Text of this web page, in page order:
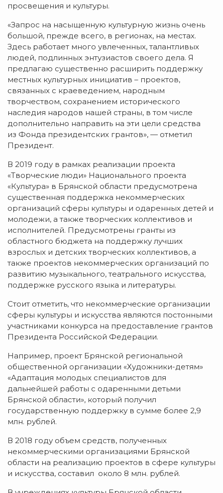
просвещения и культуры.
«Запрос на насыщенную культурную жизнь очень
большой, прежде всего, в регионах, на местах.
Здесь работает много увлеченных, талантливых
людей, подлинных энтузиастов своего дела. Я
предлагаю существенно расширить поддержку
местных культурных инициатив – проектов,
связанных с краеведением, народным
творчеством, сохранением исторического
наследия народов нашей страны, в том числе
дополнительно направить на эти цели средства
из Фонда президентских грантов», — отметил
Президент.
В 2019 году в рамках реализации проекта
«Творческие люди» Национального проекта
«Культура» в Брянской области предусмотрена
существенная поддержка некоммерческих
организаций сферы культуры и одаренных детей и
молодежи, а также творческих коллективов и
исполнителей. Предусмотрены гранты из
областного бюджета на поддержку лучших
взрослых и детских творческих коллективов, а
также проектов некоммерческих организаций по
развитию музыкального, театрального искусства,
поддержке русского языка и литературы.
Стоит отметить, что некоммерческие организации
сферы культуры и искусства являются постонными
участниками конкурса на предоставление грантов
Президента Российской Федерации.
Например, проект Брянской региональной
общественной организации «Художники-детям»
«Адаптация молодых специалистов для
дальнейшей работы с одаренными детьми
Брянской области», который получил
государственную поддержку в сумме более 2,9
млн. рублей.
В 2018 году объем средств, полученных
некоммерческими организациями Брянской
области на реализацию проектов в сфере культуры
и искусства, составил около 8 млн. рублей.